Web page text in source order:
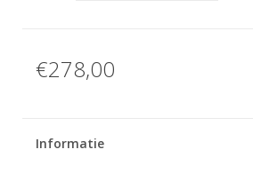
€278,00
Informatie